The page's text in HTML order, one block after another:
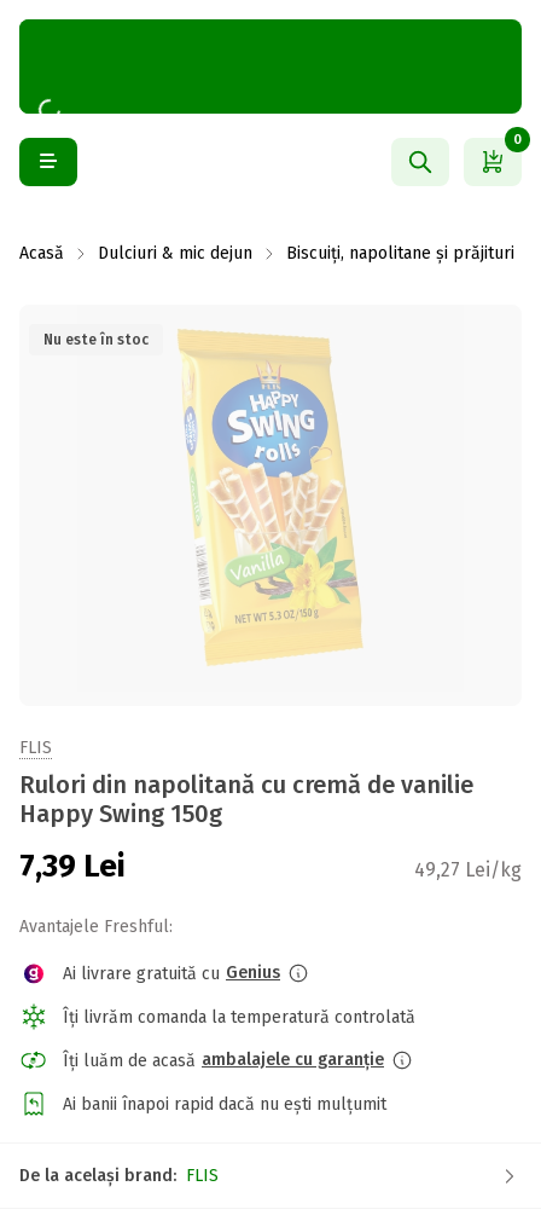
0
Acasă Dulciuri & mic dejun Biscuiți, napolitane și prăjituri
Nu este în stoc
FLIS
Rulori din napolitană cu cremă de vanilie
Happy Swing 150g
7,39 Lei 49,27 Lei/kg
Avantajele Freshful:
Ai livrare gratuită cu Genius
Îți livrăm comanda la temperatură controlată
Îți luăm de acasă ambalajele cu garanție
Ai banii înapoi rapid dacă nu ești mulțumit
De la același brand: FLIS